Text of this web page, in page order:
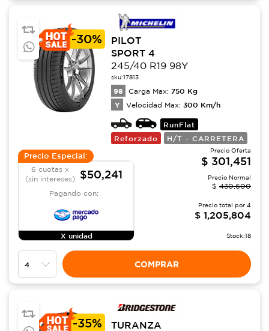
-30%
PILOT
SPORT 4
245/40 R19 98Y
sku:17813
98 Carga Max: 750 Kg
Y Velocidad Max: 300 Km/h
RunFlat
Reforzado
H/T - CARRETERA
Precio Especial:
6 cuotas x
(sin intereses)
$50,241
Pagando con:
X unidad
Precio Oferta
$ 301,451
Precio Normal
$ 430,600
Precio total por 4
$ 1,205,804
Stock:18
COMPRAR
-35%
TURANZA